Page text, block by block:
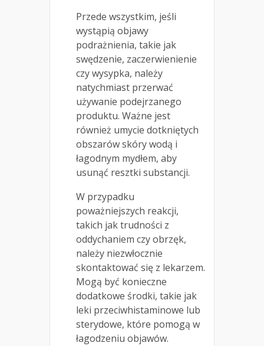
Przede wszystkim, jeśli
wystąpią objawy
podrażnienia, takie jak
swędzenie, zaczerwienienie
czy wysypka, należy
natychmiast przerwać
używanie podejrzanego
produktu. Ważne jest
również umycie dotkniętych
obszarów skóry wodą i
łagodnym mydłem, aby
usunąć resztki substancji.
W przypadku
poważniejszych reakcji,
takich jak trudności z
oddychaniem czy obrzęk,
należy niezwłocznie
skontaktować się z lekarzem.
Mogą być konieczne
dodatkowe środki, takie jak
leki przeciwhistaminowe lub
sterydowe, które pomogą w
łagodzeniu objawów.